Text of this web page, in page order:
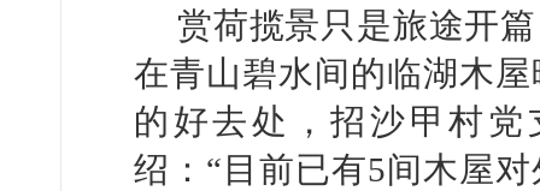
赏荷揽景只是旅途开
在青山碧水间的临湖木
的好去处，招沙甲村
绍：“目前已有5间木屋